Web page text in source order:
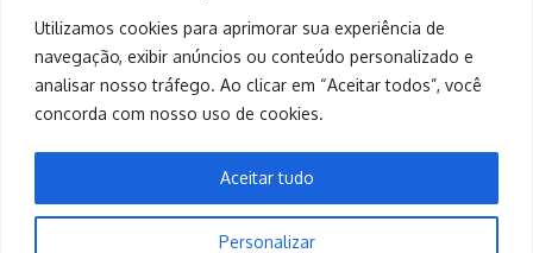
Utilizamos cookies para aprimorar sua experiência de
navegação, exibir anúncios ou conteúdo personalizado e
analisar nosso tráfego. Ao clicar em “Aceitar todos”, você
concorda com nosso uso de cookies.
Personalizar
Aceitar tudo